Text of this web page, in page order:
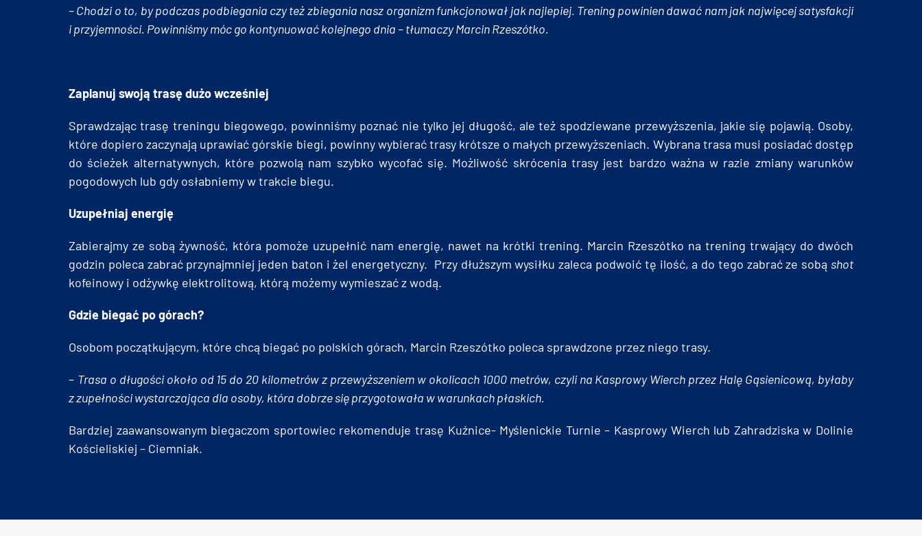
– Chodzi o to, by podczas podbiegania czy też zbiegania nasz organizm funkcjonował jak najlepiej. Trening powinien dawać nam jak najwięcej satysfakcji
i przyjemności. Powinniśmy móc go kontynuować kolejnego dnia – tłumaczy Marcin Rzeszótko.
Zaplanuj swoją trasę dużo wcześniej
Sprawdzając trasę treningu biegowego, powinniśmy poznać nie tylko jej długość, ale też spodziewane przewyższenia, jakie się pojawią. Osoby,
które dopiero zaczynają uprawiać górskie biegi, powinny wybierać trasy krótsze o małych przewyższeniach. Wybrana trasa musi posiadać dostęp
do ścieżek alternatywnych, które pozwolą nam szybko wycofać się. Możliwość skrócenia trasy jest bardzo ważna w razie zmiany warunków
pogodowych lub gdy osłabniemy w trakcie biegu.
Uzupełniaj energię
Zabierajmy ze sobą żywność, która pomoże uzupełnić nam energię, nawet na krótki trening. Marcin Rzeszótko na trening trwający do dwóch
godzin poleca zabrać przynajmniej jeden baton i żel energetyczny. Przy dłuższym wysiłku zaleca podwoić tę ilość, a do tego zabrać ze sobą shot
kofeinowy i odżywkę elektrolitową, którą możemy wymieszać z wodą.
Gdzie biegać po górach?
Osobom początkującym, które chcą biegać po polskich górach, Marcin Rzeszótko poleca sprawdzone przez niego trasy.
– Trasa o długości około od 15 do 20 kilometrów z przewyższeniem w okolicach 1000 metrów, czyli na Kasprowy Wierch przez Halę Gąsienicową, byłaby
z zupełności wystarczająca dla osoby, która dobrze się przygotowała w warunkach płaskich.
Bardziej zaawansowanym biegaczom sportowiec rekomenduje trasę Kuźnice- Myślenickie Turnie – Kasprowy Wierch lub Zahradziska w Dolinie
Kościeliskiej – Ciemniak.